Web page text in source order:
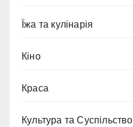
Їжа та кулінарія
Кіно
Краса
Культура та Суспільство